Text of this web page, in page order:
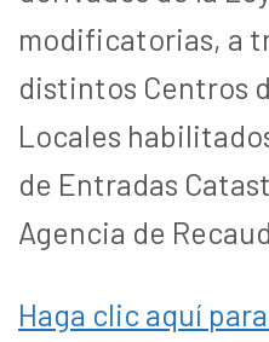
modificatorias, a
distintos Centros
Locales
de Entradas
Agencia de
Haga clic aquí